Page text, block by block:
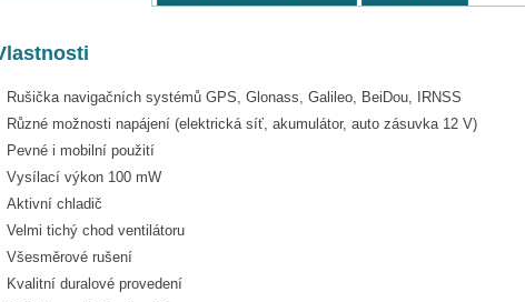
Rušička navigačních systémů GPS, Glonass, Galileo, BeiDou, IRNSS
Různé možnosti napájení (elektrická síť, akumulátor, auto zásuvka 12 V)
Pevné i mobilní použití
Vysílací výkon 100 mW
Aktivní chladič
Velmi tichý chod ventilátoru
Všesměrové rušení
Kvalitní duralové provedení